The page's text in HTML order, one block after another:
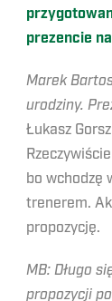
prezencie
Marek
urodziny.
Łukasz
bo wchodzę
trenerem.
propozycję.
MB: Długo
propozycji